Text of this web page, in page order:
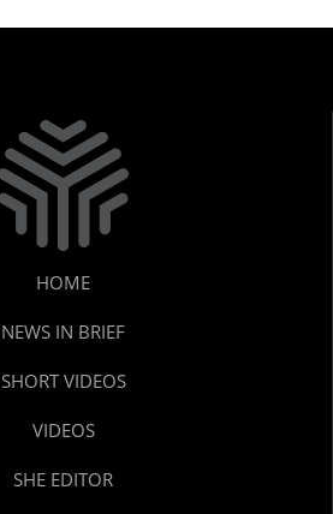
HOME
NEWS IN BRIEF
SHORT VIDEOS
VIDEOS
SHE EDITOR